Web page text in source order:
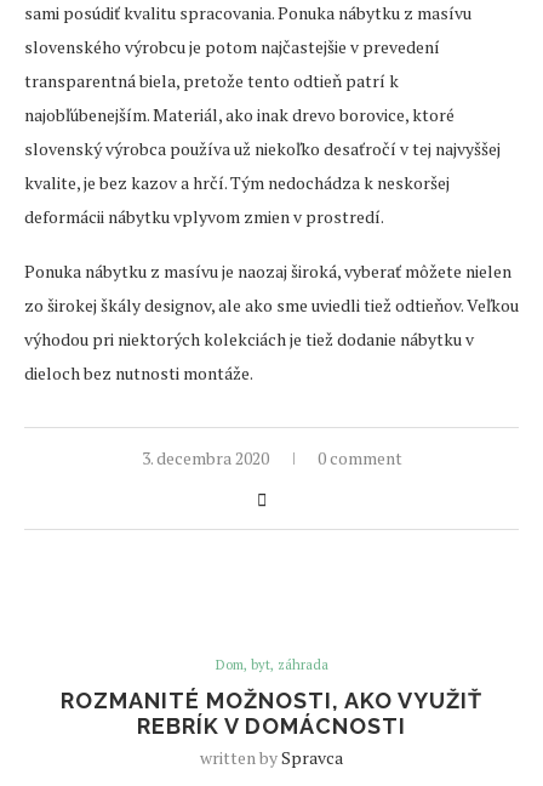
sami posúdiť kvalitu spracovania. Ponuka nábytku z masívu
slovenského výrobcu je potom najčastejšie v prevedení
transparentná biela, pretože tento odtieň patrí k
najobľúbenejším. Materiál, ako inak drevo borovice, ktoré
slovenský výrobca používa už niekoľko desaťročí v tej najvyššej
kvalite, je bez kazov a hrčí. Tým nedochádza k neskoršej
deformácii nábytku vplyvom zmien v prostredí.
Ponuka nábytku z masívu je naozaj široká, vyberať môžete nielen
zo širokej škály designov, ale ako sme uviedli tiež odtieňov. Veľkou
výhodou pri niektorých kolekciách je tiež dodanie nábytku v
dieloch bez nutnosti montáže.
3. decembra 2020 0 comment
Dom, byt, záhrada
ROZMANITÉ MOŽNOSTI, AKO VYUŽIŤ
REBRÍK V DOMÁCNOSTI
written bySpravca